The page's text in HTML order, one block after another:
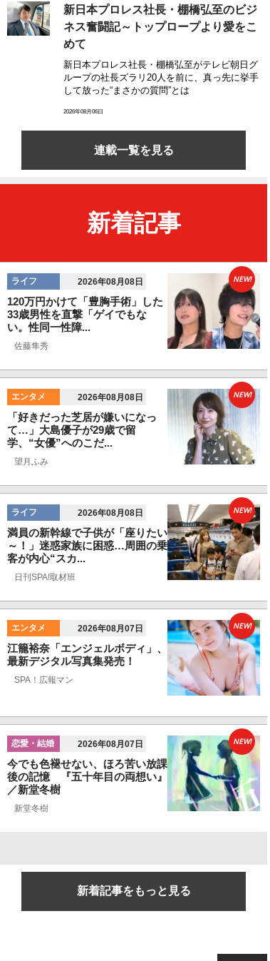
新日本プロレス社長・棚橋弘至のビジ
ネス奮闘記～トップロープより愛をこ
めて
新日本プロレス社長・棚橋弘至がテレビ朝日グ
ループの社長ズラリ20人を前に、真っ先に挙手
して放った“まさかの質問”とは
2026年08月06日
連載一覧を見る
新着記事
ライフ 2026年08月08日
120万円かけて「豊胸手術」した
33歳男性を直撃「ゲイでもな
い。性同一性障...
佐藤隼秀
NEW!
エンタメ 2026年08月08日
「好きだった芝居が嫌いになっ
て…」大島優子が29歳で留
学、“女優”へのこだ...
望月ふみ
NEW!
ライフ 2026年08月08日
満員の新幹線で子供が「座りたい
～！」迷惑家族に困惑…周囲の乗
客が内心“スカ...
日刊SPA!取材班
NEW!
エンタメ 2026年08月07日
江籠裕奈「エンジェルボディ」、
最新デジタル写真集発売！
SPA！広報マン
NEW!
恋愛・結婚 2026年08月07日
今でも色褪せない、ほろ苦い放課
後の記憶 『五十年目の両想い』
／新堂冬樹
新堂冬樹
NEW!
新着記事をもっと見る